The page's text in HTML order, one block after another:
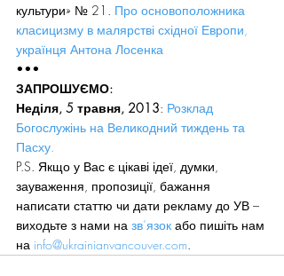
культури» № 21. Про основоположника
класицизму в малярстві східної Европи,
українця Антона Лосенка
•••
ЗАПРОШУЄМО:
Неділя, 5 травня, 2013: Розклад
Богослужінь на Великодний тиждень та
Пасху.
P.S. Якщо у Вас є цікаві ідеї, думки,
зауваження, пропозиції, бажання
написати статтю чи дати рекламу до УВ –
виходьте з нами на зв’язок або пишіть нам
на info@ukrainianvancouver.com.